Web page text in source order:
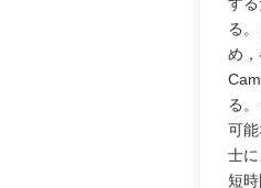
る
め
る
可
士
短